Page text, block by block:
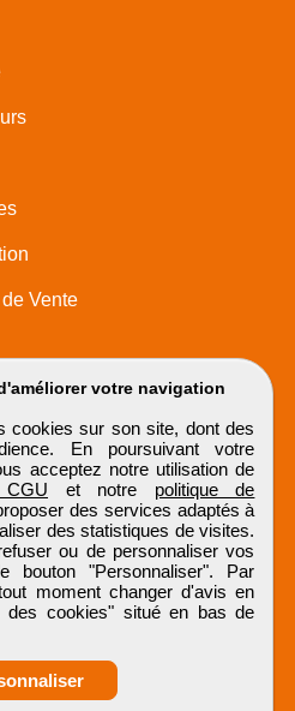
votre navigation
cookies sur son site, dont des
En poursuivant votre
acceptez notre utilisation de
et notre politique de
des services adaptés à
des statistiques de visites.
ou de personnaliser vos
"Personnaliser". Par
moment changer d'avis en
des cookies" situé en bas de
Vente